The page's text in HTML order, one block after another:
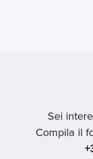
Sei
Compila il